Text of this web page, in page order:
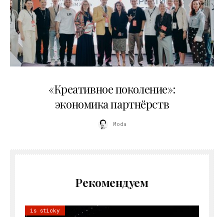
«Креативное поколение»:
экономика партнёрств
Moda
Рекомендуем
is sticky